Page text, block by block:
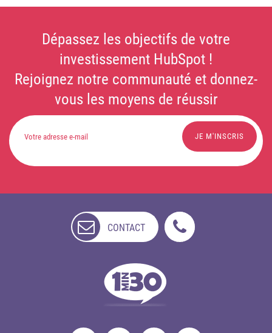
Dépassez les objectifs de votre
investissement HubSpot !
Rejoignez notre communauté et donnez-
vous les moyens de réussir
CONTACT
DISPONIBLE